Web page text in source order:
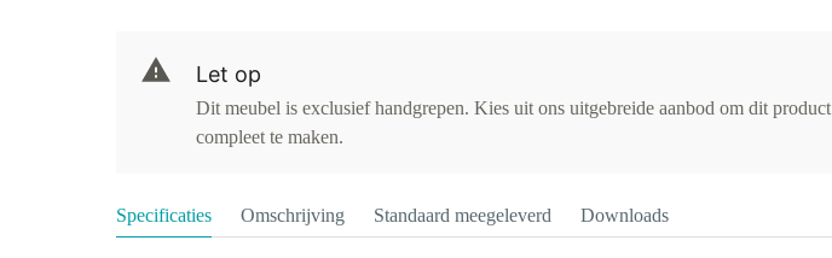
Let op
Dit meubel is exclusief handgrepen. Kies uit ons uitgebreide aanbod om dit product
compleet te maken.
Specificaties Omschrijving Standaard meegeleverd Downloads